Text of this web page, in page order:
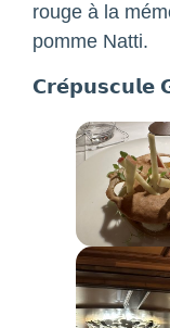
rouge à la
pomme Natti.
𝗖𝗿𝗲́𝗽𝘂𝘀𝗰𝘂𝗹𝗲